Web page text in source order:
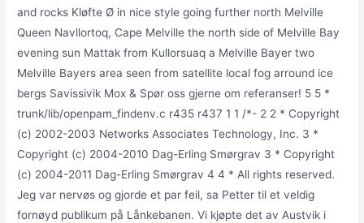
and rocks Kløfte Ø in nice style going further north Melville
Queen Navllortoq, Cape Melville the north side of Melville Bay
evening sun Mattak from Kullorsuaq a Melville Bayer two
Melville Bayers area seen from satellite local fog arround ice
bergs Savissivik Mox & Spør oss gjerne om referanser! 5 5 *
trunk/lib/openpam_findenv.c r435 r437 1 1 /*- 2 2 * Copyright
(c) 2002-2003 Networks Associates Technology, Inc. 3 *
Copyright (c) 2004-2010 Dag-Erling Smørgrav 3 * Copyright
(c) 2004-2011 Dag-Erling Smørgrav 4 4 * All rights reserved.
Jeg var nervøs og gjorde et par feil, sa Petter til et veldig
fornøyd publikum på Lånkebanen. Vi kjøpte det av Austvik i